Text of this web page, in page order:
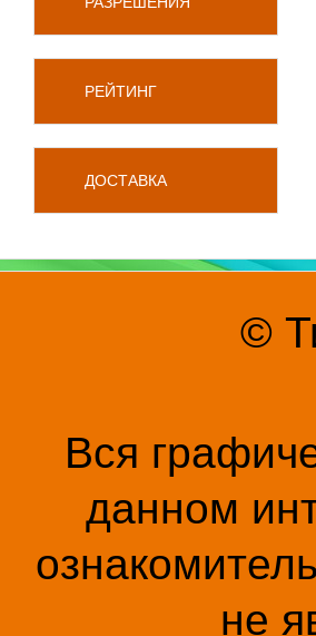
РЕЙТИНГ
ДОСТАВКА
©
Вся
данном
не